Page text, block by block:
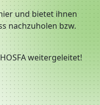
und bietet ihnen
nachzuholen bzw.
weitergeleitet!